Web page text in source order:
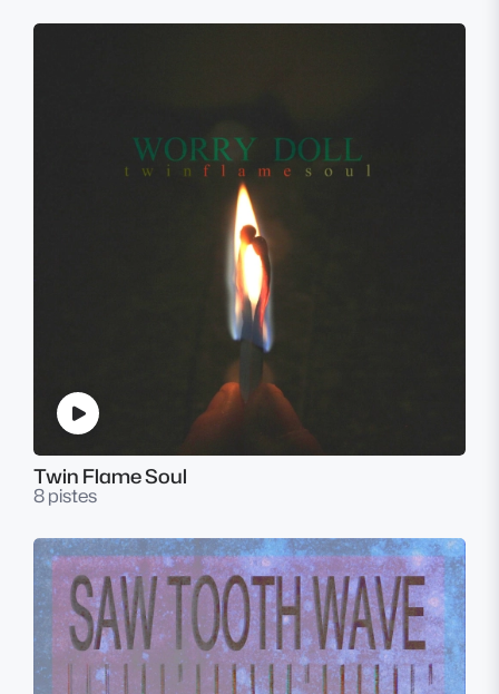
Twin Flame Soul
8 pistes